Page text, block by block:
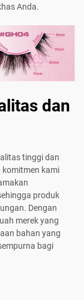
Anda.
dan
tinggi dan
komitmen kami
produk
Dengan
merek yang
bahan yang
bagi